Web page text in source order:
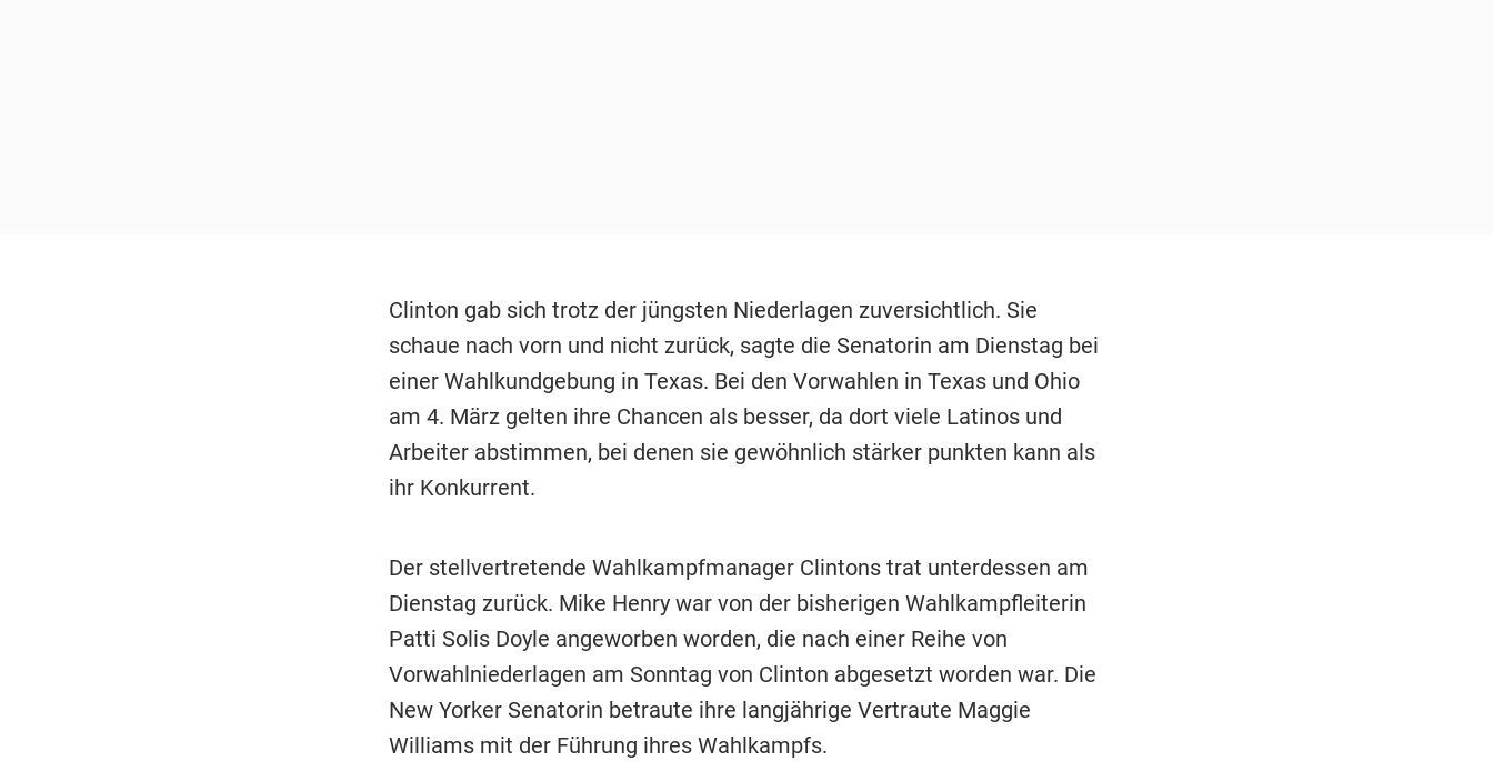
Clinton gab sich trotz der jüngsten Niederlagen zuversichtlich. Sie
schaue nach vorn und nicht zurück, sagte die Senatorin am Dienstag bei
einer Wahlkundgebung in Texas. Bei den Vorwahlen in Texas und Ohio
am 4. März gelten ihre Chancen als besser, da dort viele Latinos und
Arbeiter abstimmen, bei denen sie gewöhnlich stärker punkten kann als
ihr Konkurrent.
Der stellvertretende Wahlkampfmanager Clintons trat unterdessen am
Dienstag zurück. Mike Henry war von der bisherigen Wahlkampfleiterin
Patti Solis Doyle angeworben worden, die nach einer Reihe von
Vorwahlniederlagen am Sonntag von Clinton abgesetzt worden war. Die
New Yorker Senatorin betraute ihre langjährige Vertraute Maggie
Williams mit der Führung ihres Wahlkampfs.